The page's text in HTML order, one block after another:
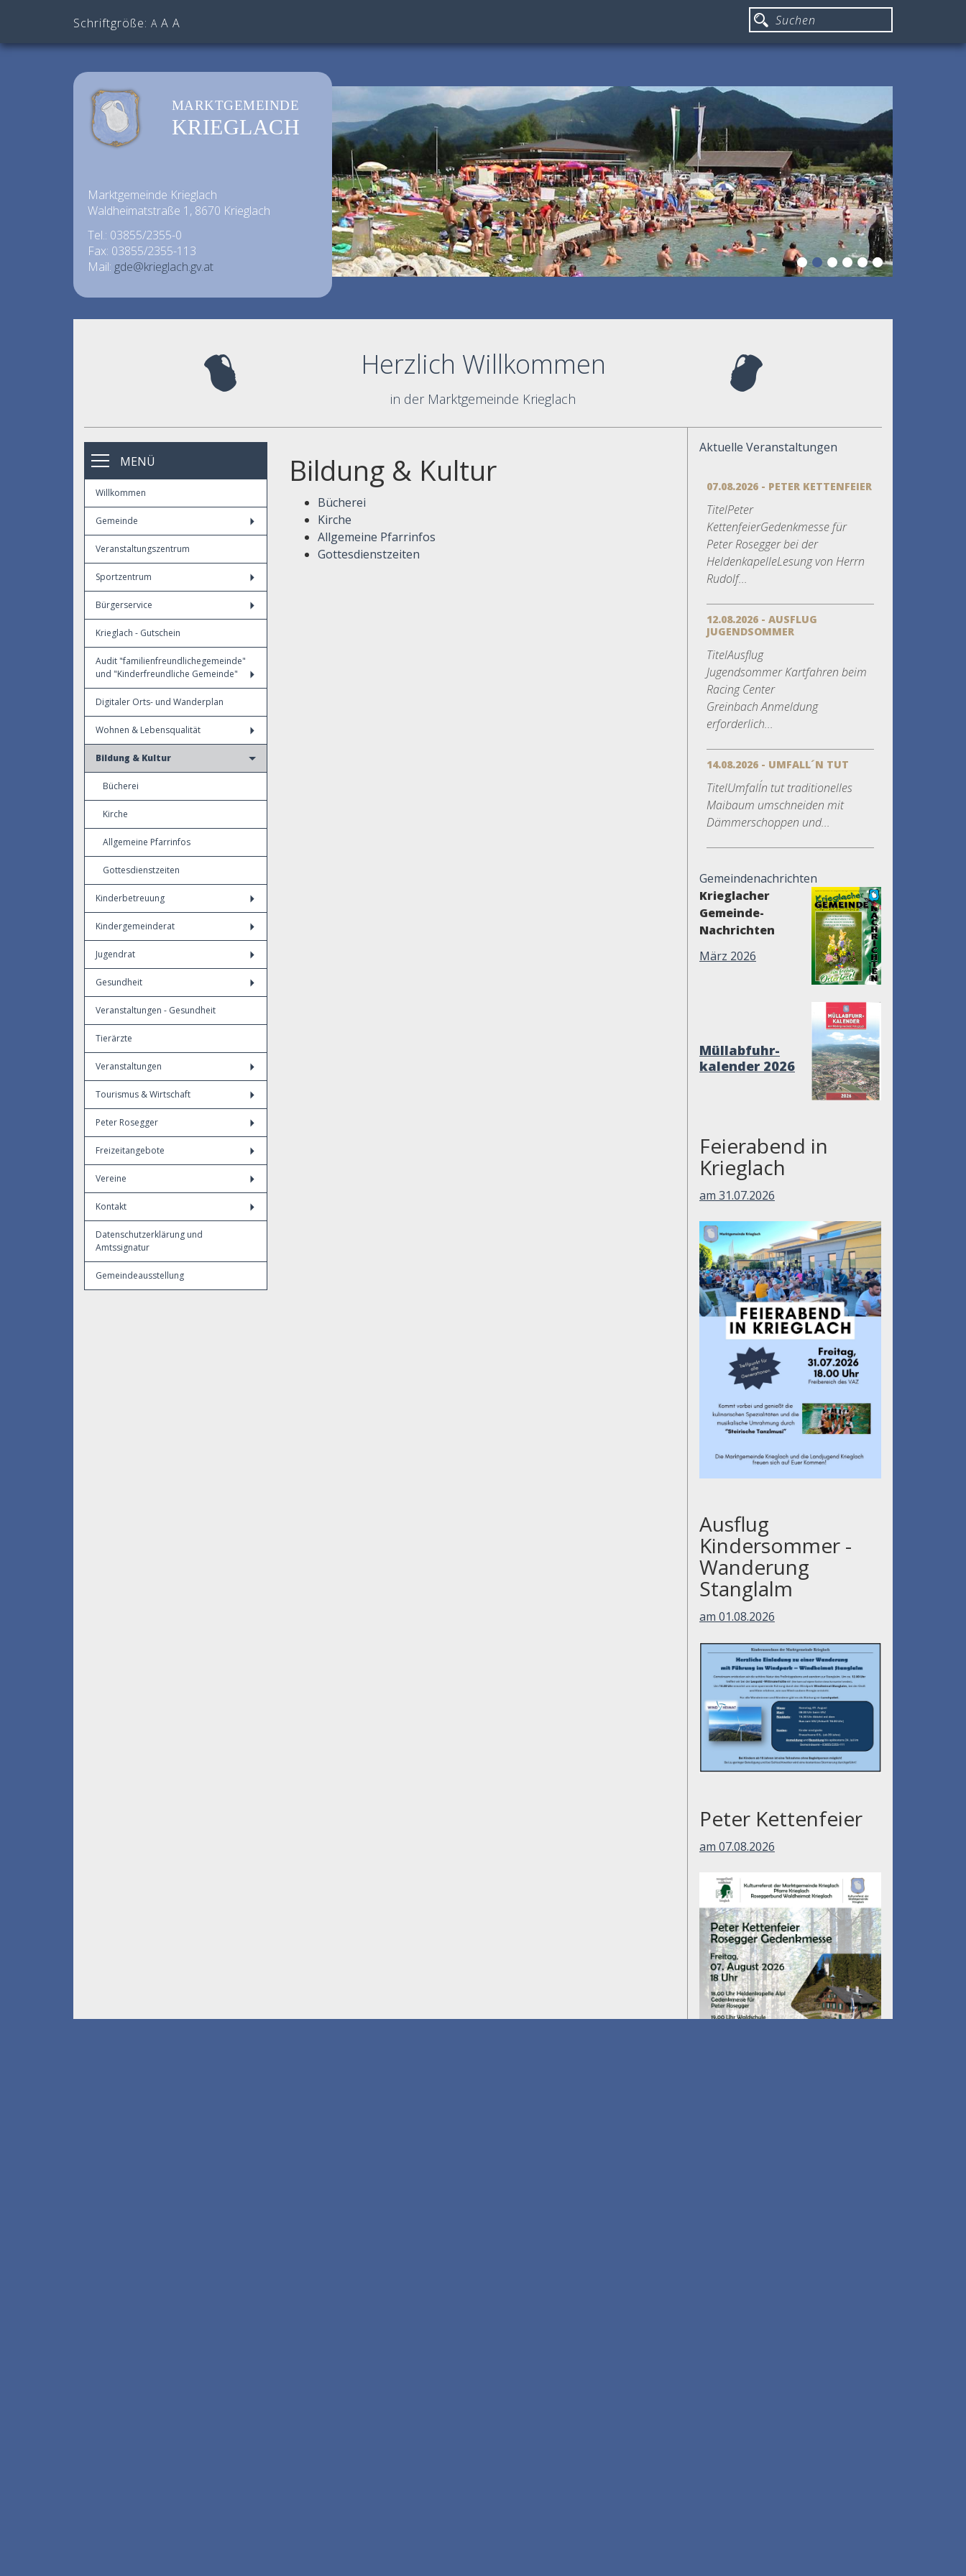
Schriftgröße: A A A
MARKTGEMEINDE
KRIEGLACH
Marktgemeinde Krieglach
Waldheimatstraße 1, 8670 Krieglach
Tel.: 03855/2355-0
Fax: 03855/2355-113
Mail: gde@krieglach.gv.at
Herzlich Willkommen
in der Marktgemeinde Krieglach
MENÜ
Willkommen
Gemeinde
Veranstaltungszentrum
Sportzentrum
Bürgerservice
Krieglach - Gutschein
Audit "familienfreundlichegemeinde"
und "Kinderfreundliche Gemeinde"
Digitaler Orts- und Wanderplan
Wohnen & Lebensqualität
Bildung & Kultur
Bücherei
Kirche
Allgemeine Pfarrinfos
Gottesdienstzeiten
Kinderbetreuung
Kindergemeinderat
Jugendrat
Gesundheit
Veranstaltungen - Gesundheit
Tierärzte
Veranstaltungen
Tourismus & Wirtschaft
Peter Rosegger
Freizeitangebote
Vereine
Kontakt
Datenschutzerklärung und
Amtssignatur
Gemeindeausstellung
Bildung & Kultur
Bücherei
Kirche
Allgemeine Pfarrinfos
Gottesdienstzeiten
Aktuelle Veranstaltungen
07.08.2026 - PETER KETTENFEIER
TitelPeter
KettenfeierGedenkmesse für
Peter Rosegger bei der
HeldenkapelleLesung von Herrn
Rudolf...
12.08.2026 - AUSFLUG
JUGENDSOMMER
TitelAusflug
Jugendsommer Kartfahren beim
Racing Center
Greinbach Anmeldung
erforderlich...
14.08.2026 - UMFALL´N TUT
TitelUmfall´n tut traditionelles
Maibaum umschneiden mit
Dämmerschoppen und...
Gemeindenachrichten
Krieglacher
Gemeinde-
Nachrichten
März 2026
Müllabfuhr-
kalender 2026
Feierabend in
Krieglach
am 31.07.2026
Ausflug
Kindersommer -
Wanderung
Stanglalm
am 01.08.2026
Peter Kettenfeier
am 07.08.2026